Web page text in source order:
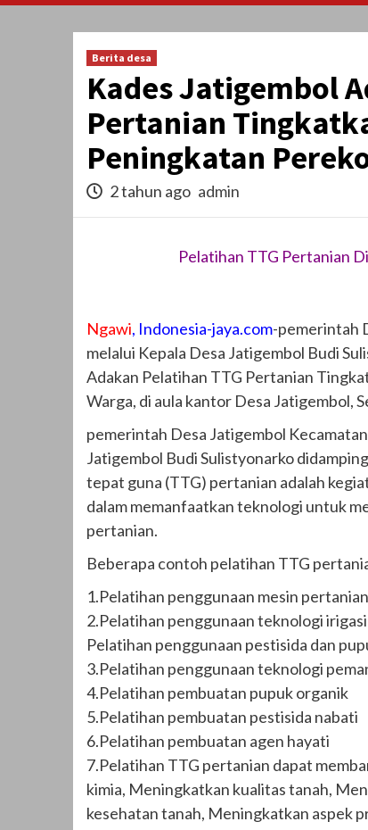
Berita desa
Kades Jatigembol
Pertanian
Peningkatan
2 tahun ago admin
Pelatihan TTG Pertanian
Ngawi, Indonesia-jaya.com-pemerintah
melalui Kepala Desa Jatigembol Budi
Adakan Pelatihan TTG Pertanian
Warga, di aula kantor Desa Jatigembol,
pemerintah Desa Jatigembol
Jatigembol Budi Sulistyonarko
tepat guna (TTG) pertanian adalah
dalam memanfaatkan teknologi untuk
pertanian.
Beberapa contoh pelatihan TTG
1.Pelatihan penggunaan mesin pertanian
2.Pelatihan penggunaan teknologi irigasi
Pelatihan penggunaan pestisida dan
3.Pelatihan penggunaan teknologi
4.Pelatihan pembuatan pupuk organik
5.Pelatihan pembuatan pestisida nabati
6.Pelatihan pembuatan agen hayati
7.Pelatihan TTG pertanian dapat
kimia, Meningkatkan kualitas tanah,
kesehatan tanah, Meningkatkan aspek